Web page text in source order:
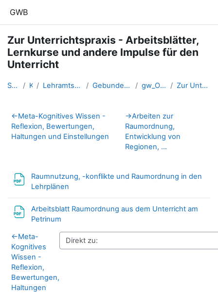
GWB
Zur Unterrichtspraxis - Arbeitsblätter,
Lernkurse und andere Impulse für den
Unterricht
Startseite Kurse Lehramtsausbildung GW im Clust... Gebundenes Wahlfach: Österreich gw_OE_raumordnung_1 Zur Unterrichtspraxis - Arbeit...
Abschnittsübersicht
←Meta-Kognitives Wissen -
Reflexion, Bewertungen,
Haltungen und Einstellungen
→Arbeiten zur
Raumordnung,
Entwicklung von
Regionen, ...
Raumnutzung, -konflikte und Raumordnung in den
Lehrplänen
Arbeitsblatt Raumordnung aus dem Unterricht am
Petrinum
←Meta-
Kognitives
Wissen -
Reflexion,
Bewertungen,
Haltungen